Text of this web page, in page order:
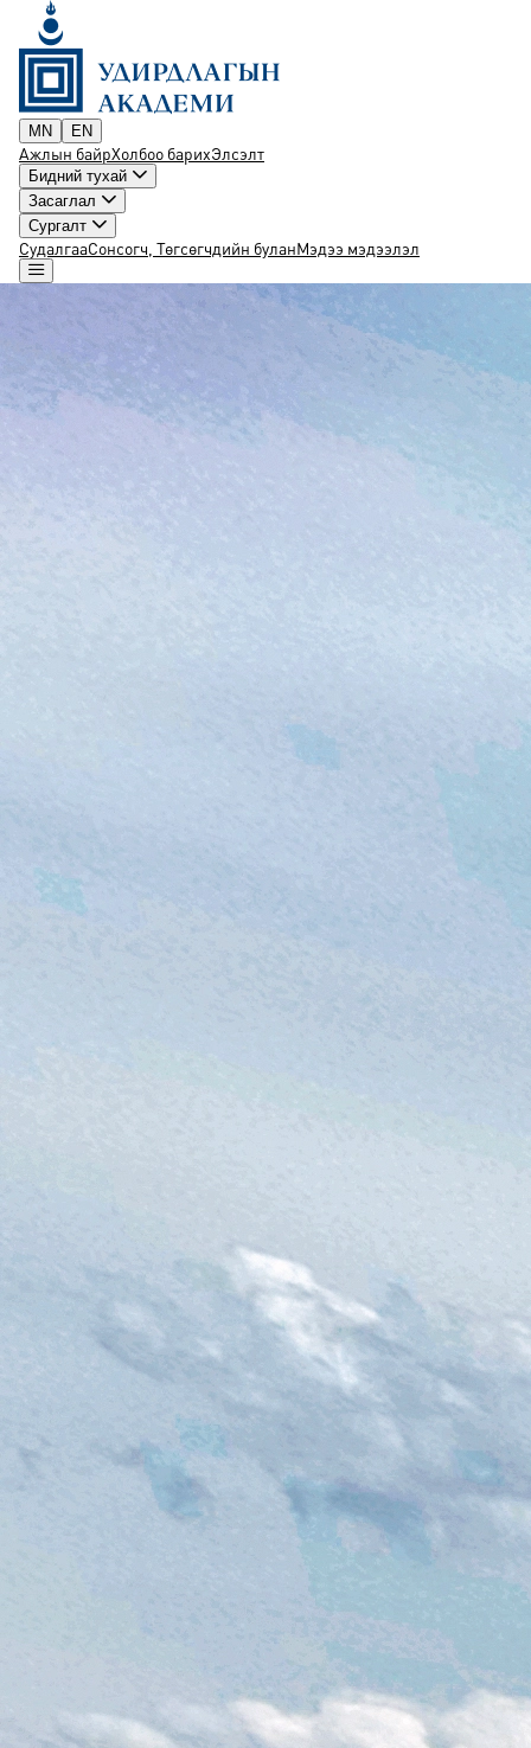
MN EN
Ажлын байрХолбоо барихЭлсэлт
Бидний тухай
Засаглал
Сургалт
СудалгааСонсогч, Төгсөгчдийн буланМэдээ мэдээлэл